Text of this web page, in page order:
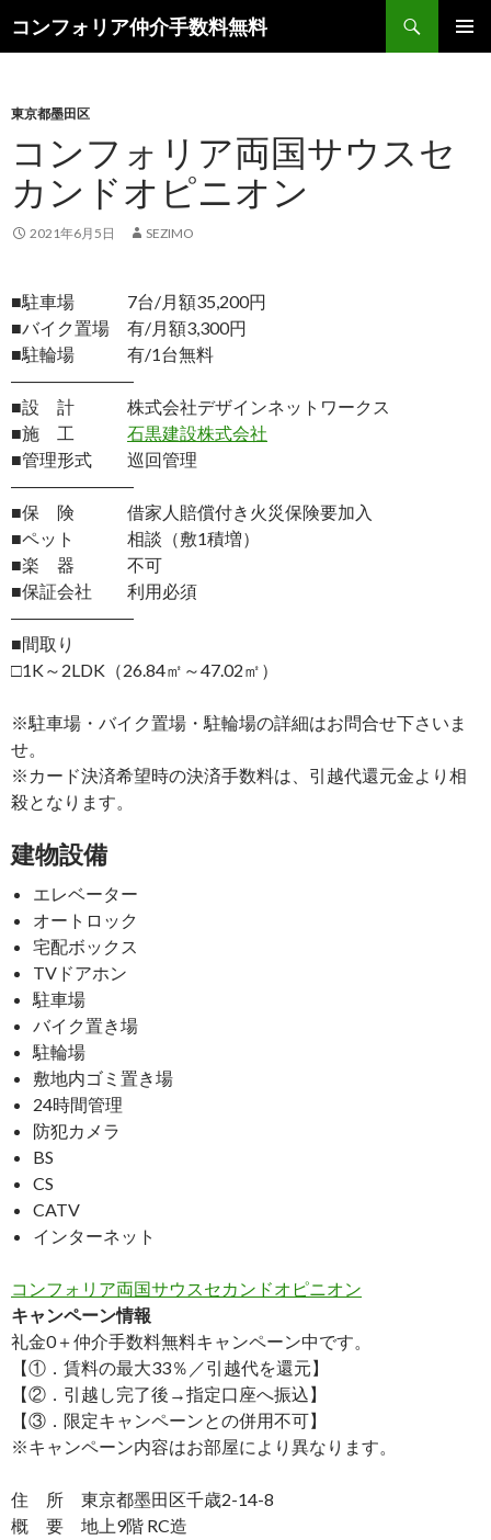
コンフォリア仲介手数料無料
索
ン
へ
ス
キ
ッ
東京都墨田区
コンフォリア両国サウスセ
カンドオピニオン
2021年6月5日 SEZIMO
■駐車場 7台/月額35,200円
■バイク置場 有/月額3,300円
■駐輪場 有/1台無料
―――――――
■設 計 株式会社デザインネットワークス
■施 工 石黒建設株式会社
■管理形式 巡回管理
―――――――
■保 険 借家人賠償付き火災保険要加入
■ペット 相談（敷1積増）
■楽 器 不可
■保証会社 利用必須
―――――――
■間取り
□1K～2LDK（26.84㎡～47.02㎡）
※駐車場・バイク置場・駐輪場の詳細はお問合せ下さいま
せ。
※カード決済希望時の決済手数料は、引越代還元金より相
殺となります。
建物設備
エレベーター
オートロック
宅配ボックス
TVドアホン
駐車場
バイク置き場
駐輪場
敷地内ゴミ置き場
24時間管理
防犯カメラ
BS
CS
CATV
インターネット
コンフォリア両国サウスセカンドオピニオン
キャンペーン情報
礼金0＋仲介手数料無料キャンペーン中です。
【①．賃料の最大33％／引越代を還元】
【②．引越し完了後→指定口座へ振込】
【③．限定キャンペーンとの併用不可】
※キャンペーン内容はお部屋により異なります。
住 所 東京都墨田区千歳2-14-8
概 要 地上9階 RC造